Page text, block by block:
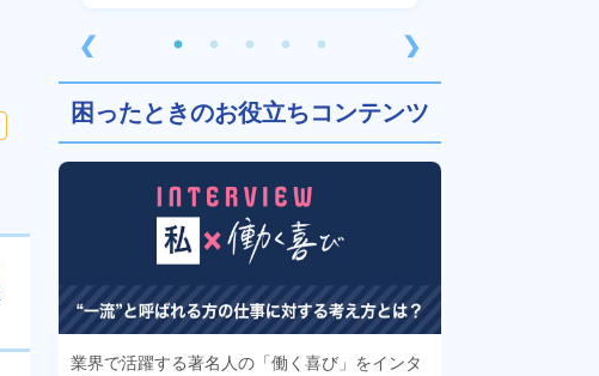
❮ ❯
困ったときのお役立ちコンテンツ
業界で活躍する著名人の「働く喜び」をインタ